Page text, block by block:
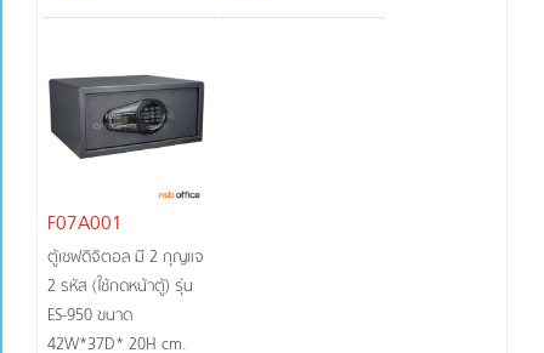
F07A001
ตู้เซฟดิจิตอล มี 2 กุญแจ
2 รหัส (ใช้กดหน้าตู้) รุ่น
ES-950 ขนาด
42W*37D* 20H cm.